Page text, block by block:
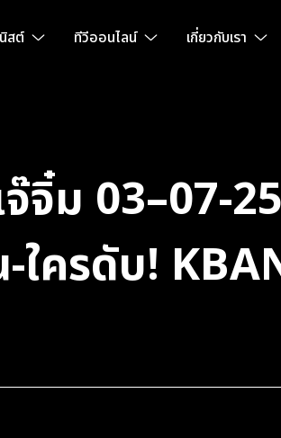
สต์ ทีวีออนไลน์ เกี่ยวกับเรา
ม 03–07-
ใครดับ!